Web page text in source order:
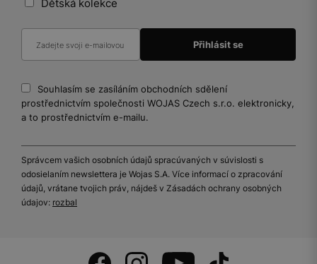
Dětská kolekce
Souhlasím se zasíláním obchodních sdělení
prostřednictvím společnosti WOJAS Czech s.r.o. elektronicky,
a to prostřednictvím e-mailu.
Správcem vašich osobních údajů spracúvaných v súvislosti s
odosielaním newslettera je Wojas S.A. Více informací o zpracování
údajů, vrátane tvojich práv, nájdeš v Zásadách ochrany osobných
údajov: rozbal